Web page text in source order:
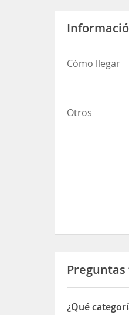
Cómo llegar
Otros
¿Qué